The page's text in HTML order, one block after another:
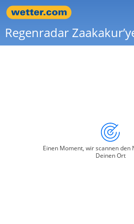
Regenradar
Einen Moment, wir scannen den
Deinen Ort